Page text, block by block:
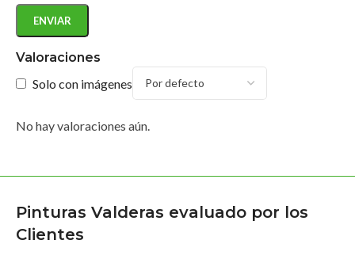
Valoraciones
Solo con imágenes
No hay valoraciones aún.
Pinturas Valderas evaluado por los
Clientes